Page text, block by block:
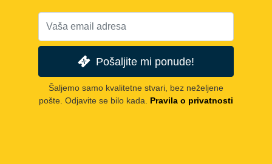
Pošaljite mi ponude!
Šaljemo samo kvalitetne stvari, bez neželjene
pošte. Odjavite se bilo kada.
Pravila o privatnosti